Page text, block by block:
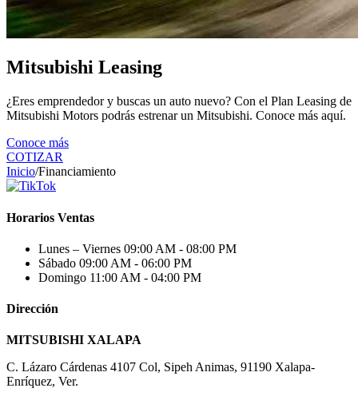
Mitsubishi Leasing
¿Eres emprendedor y buscas un auto nuevo? Con el Plan Leasing de
Mitsubishi Motors podrás estrenar un Mitsubishi. Conoce más aquí.
Conoce más
COTIZAR
Inicio/Financiamiento
Horarios Ventas
Lunes – Viernes 09:00 AM - 08:00 PM
Sábado 09:00 AM - 06:00 PM
Domingo 11:00 AM - 04:00 PM
Dirección
MITSUBISHI XALAPA
C. Lázaro Cárdenas 4107 Col, Sipeh Animas, 91190 Xalapa-
Enríquez, Ver.